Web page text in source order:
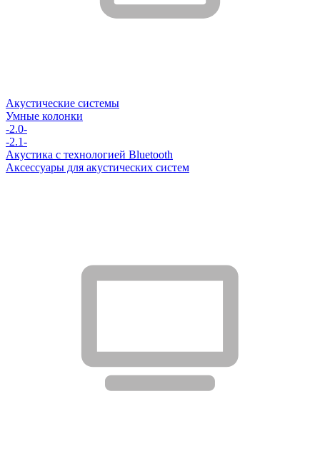
Акустические системы
Умные колонки
-2.0-
-2.1-
Акустика с технологией Bluetooth
Аксессуары для акустических систем